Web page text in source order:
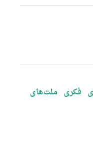
فکری ملت‌های